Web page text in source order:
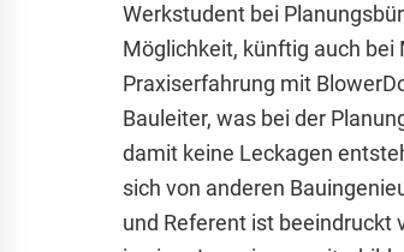
Werkstudent bei
Möglichkeit, künftig auch
Praxiserfahrung mit
Bauleiter, was bei der
damit keine Leckagen
sich von anderen
und Referent ist beeindruckt